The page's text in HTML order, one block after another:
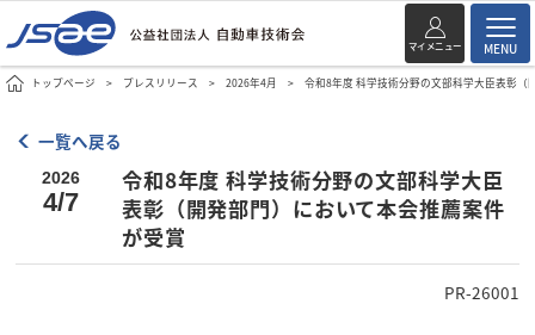
マイメニュー MENU
トップページ プレスリリース 2026年4月 令和8年度 科学技術分野の文部科学大臣表彰（
一覧へ戻る
令和8年度 科学技術分野の文部科学大臣
表彰（開発部門）において本会推薦案件
が受賞
2026
4/7
PR-26001